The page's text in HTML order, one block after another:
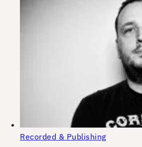
Recorded & Publishing